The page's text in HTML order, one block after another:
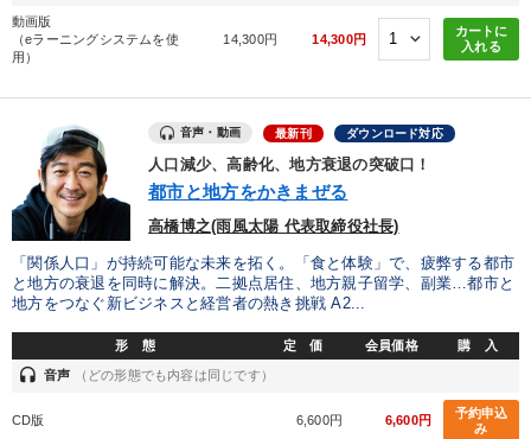
会社のパフォーマンスを高める講話
経営戦略・経営実務
業種
製造業 卸売・小売・飲食業 建設・不動産業
動画版
（eラーニングシステムを使
用）
14,300円 14,300円
カートに
入れる
音声・動画 最新刊 ダウンロード対応
人口減少、高齢化、地方衰退の突破口！
都市と地方をかきまぜる
高橋博之(雨風太陽 代表取締役社長)
「関係人口」が持続可能な未来を拓く。「食と体験」で、疲弊する都市
と地方の衰退を同時に解決。二拠点居住、地方親子留学、副業…都市と
地方をつなぐ新ビジネスと経営者の熱き挑戦 A2...
形 態 定 価 会員価格 購 入
headset 音声 （どの形態でも内容は同じです）
CD版 6,600円 6,600円
予約申込
み